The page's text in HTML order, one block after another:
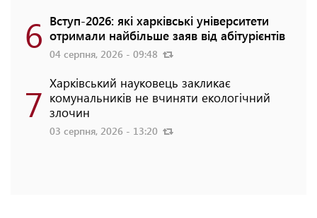
6 Вступ-2026: які харківські університети
отримали найбільше заяв від абітурієнтів
04 серпня, 2026 - 09:48
7 Харківський науковець закликає
комунальників не вчиняти екологічний
злочин
03 серпня, 2026 - 13:20